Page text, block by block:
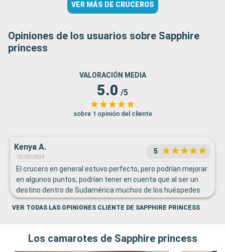
VER MÁS DE CRUCEROS
Opiniones de los usuarios sobre Sapphire
princess
VALORACIÓN MEDIA
5.0 /5
sobre 1 opinión del cliente
Kenya A.
15/03/2024
5
El crucero en general estuvo perfecto, pero podrían mejorar
en algunos puntos, podrían tener en cuenta que al ser un
destino dentro de Sudamérica muchos de los huéspedes
eran de habla hispana y no hablaban ingles y la mayoría de
las actividades a bordo están en Ingles. Otra sugerencia es
mayoría eran platos muy sobre condimentados como
currys y picantes, que muchas personas no comen,
VER TODAS LAS OPINIONES CLIENTE DE SAPPHIRE PRINCESS
Los camarotes de Sapphire princess